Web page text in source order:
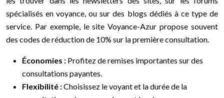
spécialisés en voyance, ou sur des blogs dédiés à ce type de
service. Par exemple, le site Voyance-Azur propose souvent
des codes de réduction de 10% sur la première consultation.
Économies : Profitez de remises importantes sur des
consultations payantes.
Flexibilité :Choisissez le voyant et la durée de la